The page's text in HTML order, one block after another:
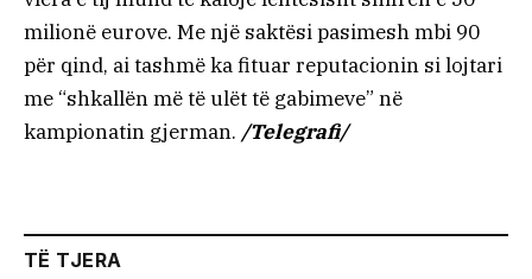
milionë eurove. Me një saktësi pasimesh mbi 90
për qind, ai tashmë ka fituar reputacionin si lojtari
me “shkallën më të ulët të gabimeve” në
kampionatin gjerman. /Telegrafi/
TË TJERA